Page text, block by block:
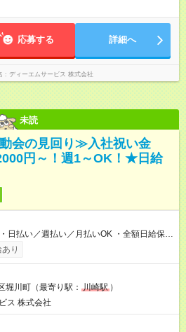
応募する 詳細へ
ディーエムサービス 株式会社
未読
会の見回り≫入社祝い金
円～！週1～OK！★日給
日払い／週払い／月払いOK ・全額日給保証
毎に2000円ずつ支給！ ※100勤務目で合計
給：26
日 ※別途交通費 ----- ■法定研修：
合計24，520円支給 『お弁当』支給もあり♪
間なし
り
堀川町（最寄り駅： 川崎駅 ）
ス 株式会社